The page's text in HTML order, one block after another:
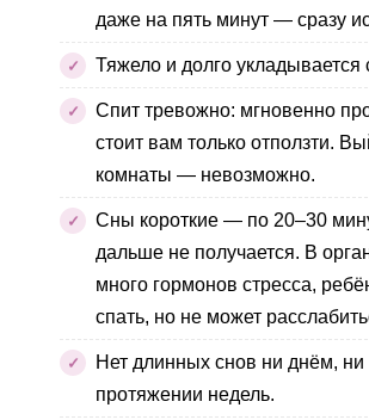
даже на пять минут — сразу
Тяжело и долго укладывается
Спит тревожно: мгновенно
стоит вам только отползти.
комнаты — невозможно.
Сны короткие — по 20–30
дальше не получается. В
много гормонов стресса,
спать, но не может
Нет длинных снов ни днём, ни
протяжении недель.